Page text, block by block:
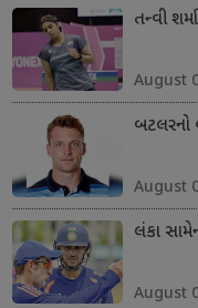
તન્વી
August
બટલરનો
August
લંકા
August